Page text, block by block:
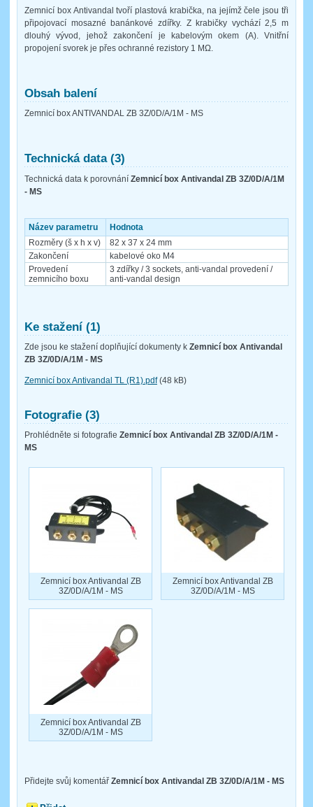
Zemnicí box Antivandal tvoří plastová krabička, na jejímž čele jsou tři
připojovací mosazné banánkové zdířky. Z krabičky vychází 2,5 m
dlouhý vývod, jehož zakončení je kabelovým okem (A). Vnitřní
propojení svorek je přes ochranné rezistory 1 MΩ.
Obsah balení
Zemnicí box ANTIVANDAL ZB 3Z/0D/A/1M - MS
Technická data (3)
Technická data k porovnání Zemnicí box Antivandal ZB 3Z/0D/A/1M
- MS
Název parametru
Hodnota
Rozměry (š x h x v)
82 x 37 x 24 mm
Zakončení
kabelové oko M4
Provedení
zemnicího boxu
3 zdířky / 3 sockets, anti-vandal provedení /
anti-vandal design
Ke stažení (1)
Zde jsou ke stažení doplňující dokumenty k Zemnicí box Antivandal
ZB 3Z/0D/A/1M - MS
Zemnicí box Antivandal TL (R1).pdf(48 kB)
Fotografie (3)
Prohlédněte si fotografie Zemnicí box Antivandal ZB 3Z/0D/A/1M -
MS
Zemnicí box Antivandal ZB
3Z/0D/A/1M - MS
Zemnicí box Antivandal ZB
3Z/0D/A/1M - MS
Zemnicí box Antivandal ZB
3Z/0D/A/1M - MS
Přidejte svůj komentář Zemnicí box Antivandal ZB 3Z/0D/A/1M - MS